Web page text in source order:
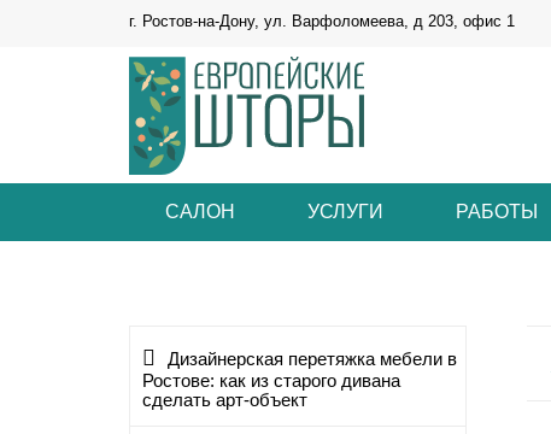
г. Ростов-на-Дону, ул. Варфоломеева, д 203, офис 1
САЛОН УСЛУГИ РАБОТЫ
Дизайнерская перетяжка мебели в
Ростове: как из старого дивана
сделать арт-объект